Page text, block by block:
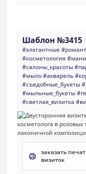
Шаблон №3415
#элегантные
#косметология
#салоны_красоты
#мыло#акварель
#съедобные_букеты
#мыльные_букеты
#светлая_визитка
заказать
визиток